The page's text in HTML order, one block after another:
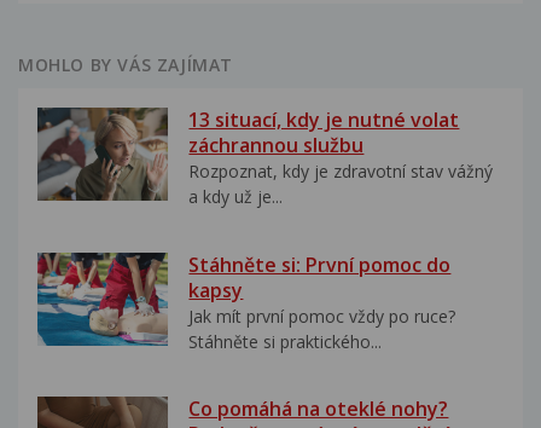
MOHLO BY VÁS ZAJÍMAT
13 situací, kdy je nutné volat
záchrannou službu
Rozpoznat, kdy je zdravotní stav vážný
a kdy už je...
Stáhněte si: První pomoc do
kapsy
Jak mít první pomoc vždy po ruce?
Stáhněte si praktického...
Co pomáhá na oteklé nohy?